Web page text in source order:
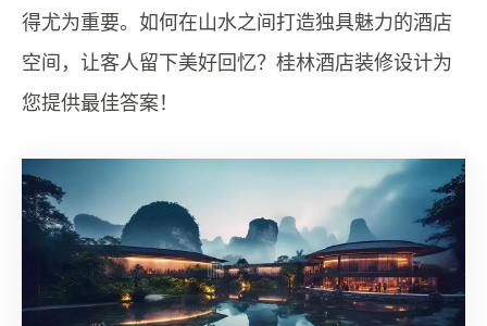
得尤为重要。如何在山水之间打造独具魅力的酒店
空间，让客人留下美好回忆？桂林酒店装修设计为
您提供最佳答案！